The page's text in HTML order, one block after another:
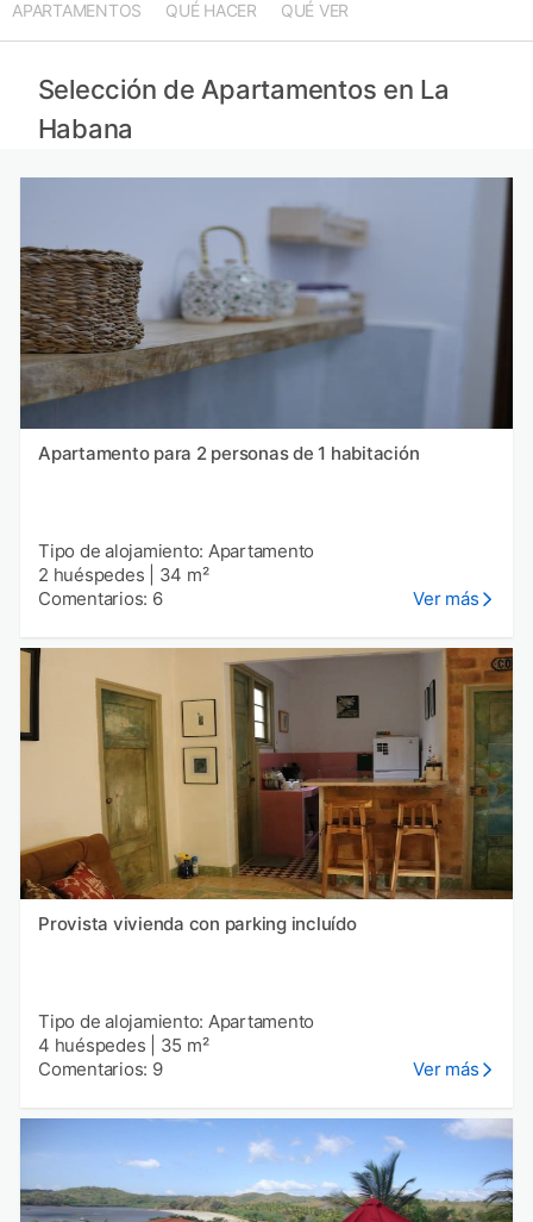
APARTAMENTOS QUÉ HACER QUÉ VER
Selección de Apartamentos en La
Habana
Apartamento para 2 personas de 1 habitación
Tipo de alojamiento: Apartamento
2 huéspedes
34 m²
Comentarios: 6
Ver más
Provista vivienda con parking incluído
Tipo de alojamiento: Apartamento
4 huéspedes
35 m²
Comentarios: 9
Ver más